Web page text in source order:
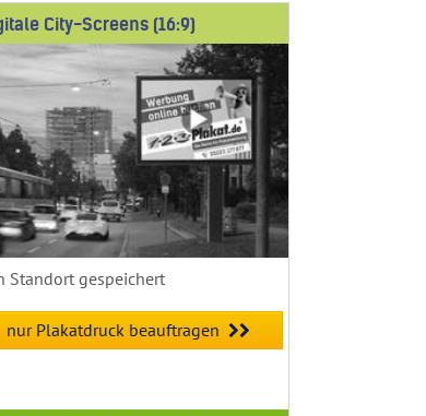
City-Screens (16:9)
Standort gespeichert
nur Plakatdruck beauftragen